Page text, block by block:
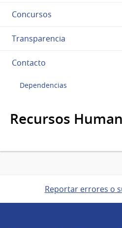
Concursos
Transparencia
Contacto
Dependencias
Recursos
Reportar errores o